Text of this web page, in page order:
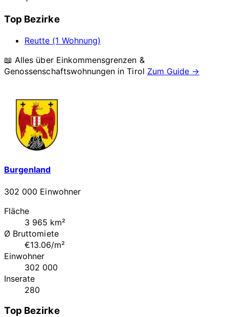
Top Bezirke
Reutte (1 Wohnung)
📖 Alles über Einkommensgrenzen &
Genossenschaftswohnungen inTirol Zum Guide →
Burgenland
302 000 Einwohner
Fläche
3 965 km²
Ø Bruttomiete
€13.06/m²
Einwohner
302 000
Inserate
280
Top Bezirke